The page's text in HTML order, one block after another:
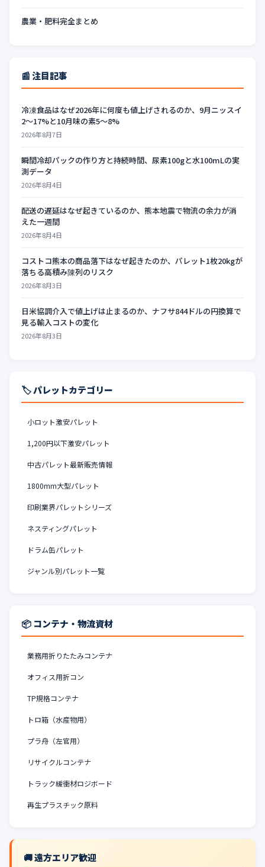
農業・肥料完全まとめ
📰 注目記事
冷凍食品はなぜ2026年に何度も値上げされるのか、9月ニッスイ
2〜17%と10月味の素5〜8%
2026年8月7日
瞬間冷却パックの作り方と持続時間、尿素100gと水100mLの実
測データ
2026年8月4日
配送の遅延はなぜ起きているのか、熊本地震で物流の余力が消
えた一週間
2026年8月4日
コストコ熊本の商品落下はなぜ起きたのか、パレット1枚20kgが
落ちる高積み陳列のリスク
2026年8月3日
日米協調介入で値上げは止まるのか、ナフサ844ドルの円換算で
見る輸入コストの変化
2026年8月3日
🏷️ パレットカテゴリー
小ロット激安パレット
1,200円以下激安パレット
中古パレット最新販売情報
1800mm大型パレット
印刷業界パレットシリーズ
ネスティングパレット
ドラム缶パレット
ジャンル別パレット一覧
📦 コンテナ・物流資材
業務用折りたたみコンテナ
オフィス用折コン
TP規格コンテナ
トロ箱（水産物用）
プラ舟（左官用）
リサイクルコンテナ
トラック緩衝材ロジボード
再生プラスチック原料
🚚 遠方エリア歓迎